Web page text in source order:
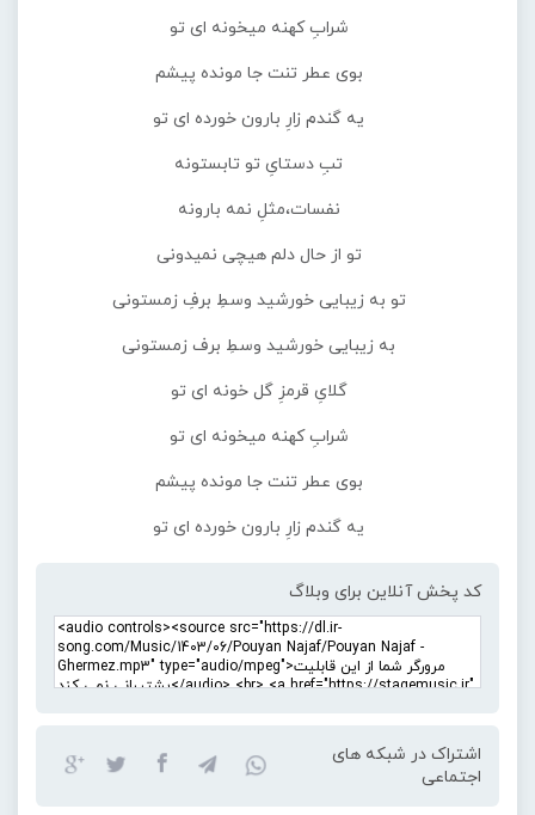
شرابِ کهنه میخونه ای تو
بوی عطر تنت جا مونده پیشم
یه گندم زارِ بارون خورده ای تو
تبِ دستایِ تو تابستونه
نفسات،مثلِ نمه بارونه
تو از حال دلم هیچی نمیدونی
تو‌ به زیبایی خورشید وسطِ برفِ زمستونی
به زیبایی خورشید وسطِ برف زمستونی
گلایِ قرمزِ گل خونه ای تو
شرابِ کهنه میخونه ای تو
بوی عطر تنت جا مونده پیشم
یه گندم زارِ بارون خورده ای تو
کد پخش آنلاین برای وبلاگ
اشتراک در شبکه های
اجتماعی